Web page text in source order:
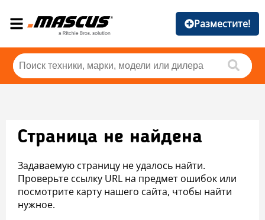
Разместите!
Страница не найдена
Задаваемую страницу не удалось найти.
Проверьте ссылку URL на предмет ошибок или
посмотрите карту нашего сайта, чтобы найти
нужное.